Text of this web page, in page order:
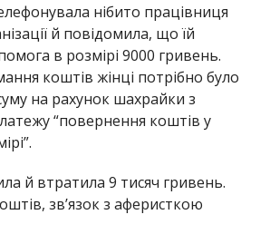
нібито працівниця
й повідомила, що їй
в розмірі 9000 гривень.
коштів жінці потрібно було
на рахунок шахрайки з
“повернення коштів у
й втратила 9 тисяч гривень.
зв’язок з аферисткою